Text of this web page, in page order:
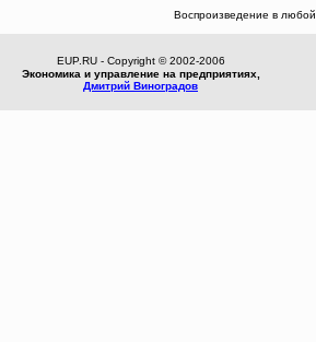
Воспроизведение в
EUP.RU - Copyright © 2002-2006
Экономика и управление на предприятиях,
Дмитрий Виноградов